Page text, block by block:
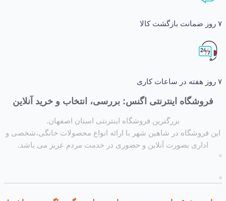
اینترنتی اگنس: بررسی، انتخاب و خرید آنلاین
بزرگترین فروشگاه اینترنتی استان اصفهان.
در شاهین شهر با ارائه انواع محصولات خانگی،شخصی و
بصورت آنلاین و حضوری در خدمت مردم عزیز می باشد.